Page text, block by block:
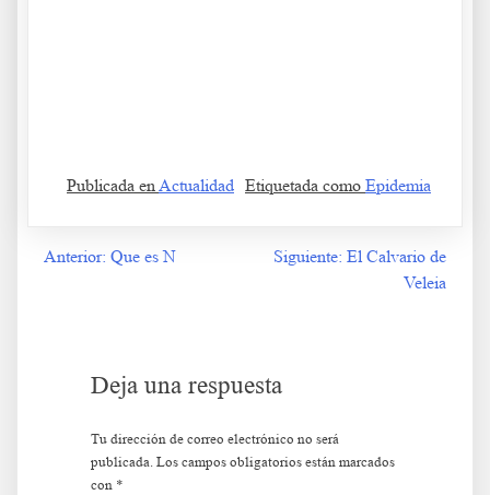
Publicada en Actualidad Etiquetada como Epidemia
Navegación
Anterior: Que es N Siguiente: El Calvario de
Veleia
Deja una respuesta
Tu dirección de correo electrónico no será
publicada. Los campos obligatorios están marcados
con *